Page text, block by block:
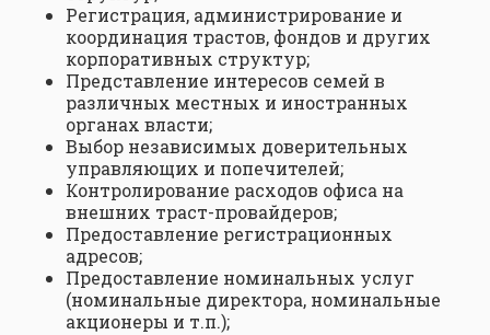
Регистрация, администрирование и
координация трастов, фондов и других
корпоративных структур;
Представление интересов семей в
различных местных и иностранных
органах власти;
Выбор независимых доверительных
управляющих и попечителей;
Контролирование расходов офиса на
внешних траст-провайдеров;
Предоставление регистрационных
адресов;
Предоставление номинальных услуг
(номинальные директора, номинальные
акционеры и т.п.);